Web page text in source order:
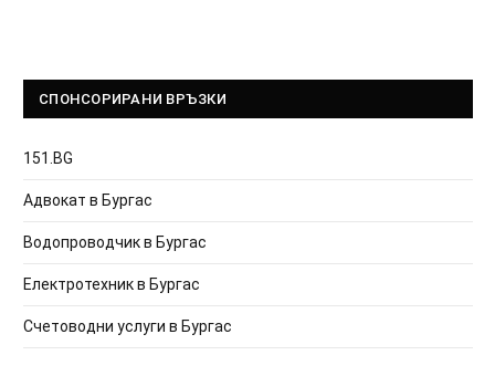
СПОНСОРИРАНИ ВРЪЗКИ
151.BG
Адвокат в Бургас
Водопроводчик в Бургас
Електротехник в Бургас
Счетоводни услуги в Бургас